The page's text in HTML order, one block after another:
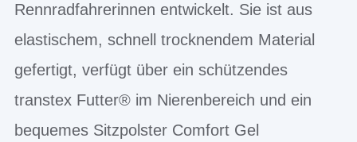
Rennradfahrerinnen entwickelt. Sie ist aus
elastischem, schnell trocknendem Material
gefertigt, verfügt über ein schützendes
transtex Futter® im Nierenbereich und ein
bequemes Sitzpolster Comfort Gel